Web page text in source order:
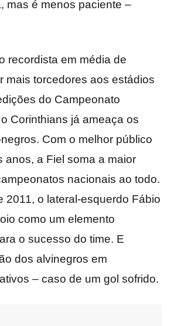
mas é menos paciente –
recordista em média de
mais torcedores aos estádios
do Campeonato
Corinthians já ameaça os
Com o melhor público
anos, a Fiel soma a maior
nacionais ao todo.
2011, o lateral-esquerdo Fábio
como um elemento
o sucesso do time. E
dos alvinegros em
– caso de um gol sofrido.